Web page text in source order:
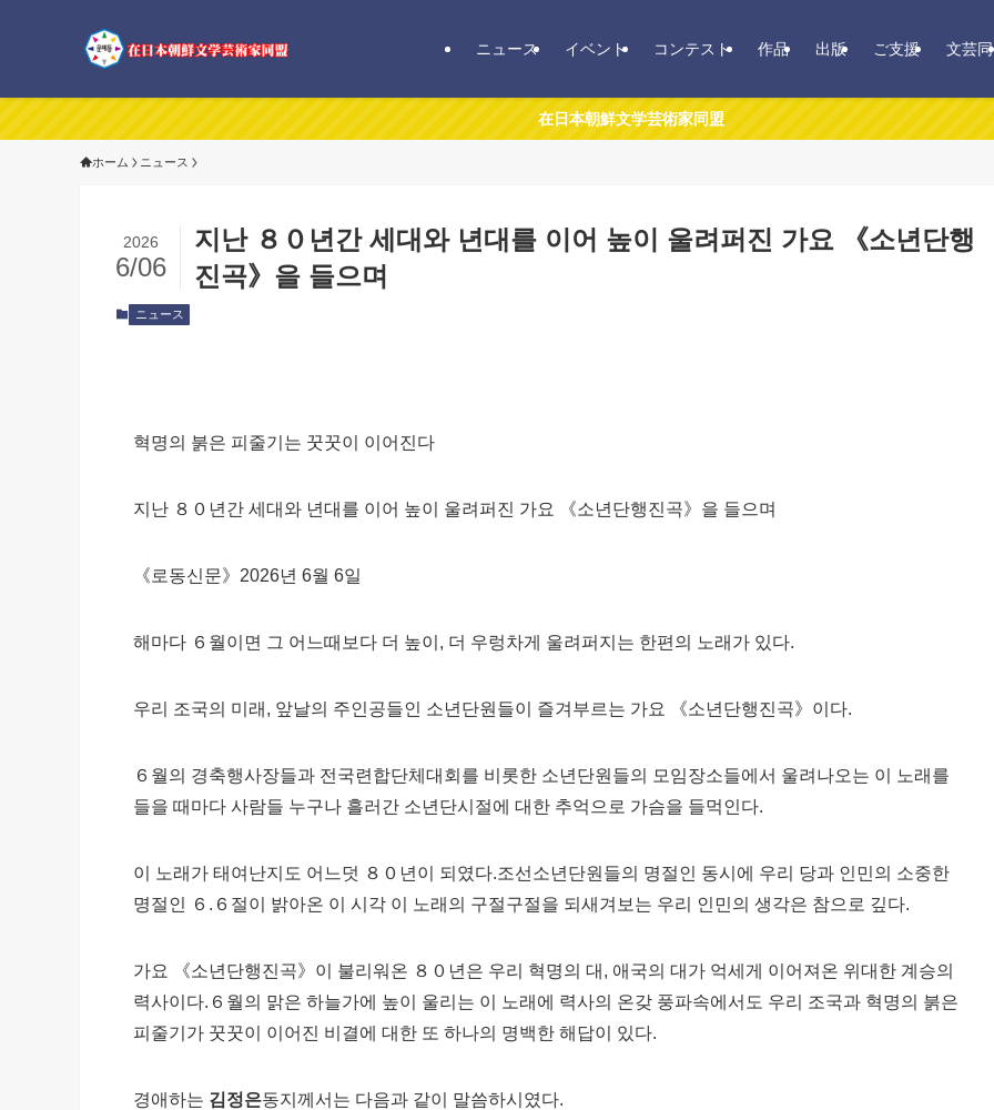
ニュース イベント コンテスト 作品 出版 ご支援 文芸同
在日本朝鮮文学芸術家同盟
ホーム ニュース
지난 ８０년간 세대와 년대를 이어 높이 울려퍼진 가요 《소년단행
진곡》을 들으며
2026
6/06
ニュース
혁명의 붉은 피줄기는 꿋꿋이 이어진다
지난 ８０년간 세대와 년대를 이어 높이 울려퍼진 가요 《소년단행진곡》을 들으며
《로동신문》2026년 6월 6일
해마다 ６월이면 그 어느때보다 더 높이, 더 우렁차게 울려퍼지는 한편의 노래가 있다.
우리 조국의 미래, 앞날의 주인공들인 소년단원들이 즐겨부르는 가요 《소년단행진곡》이다.
６월의 경축행사장들과 전국련합단체대회를 비롯한 소년단원들의 모임장소들에서 울려나오는 이 노래를
들을 때마다 사람들 누구나 흘러간 소년단시절에 대한 추억으로 가슴을 들먹인다.
이 노래가 태여난지도 어느덧 ８０년이 되였다.조선소년단원들의 명절인 동시에 우리 당과 인민의 소중한
명절인 ６.６절이 밝아온 이 시각 이 노래의 구절구절을 되새겨보는 우리 인민의 생각은 참으로 깊다.
가요 《소년단행진곡》이 불리워온 ８０년은 우리 혁명의 대, 애국의 대가 억세게 이어져온 위대한 계승의
력사이다.６월의 맑은 하늘가에 높이 울리는 이 노래에 력사의 온갖 풍파속에서도 우리 조국과 혁명의 붉은
피줄기가 꿋꿋이 이어진 비결에 대한 또 하나의 명백한 해답이 있다.
경애하는 김정은동지께서는 다음과 같이 말씀하시였다.